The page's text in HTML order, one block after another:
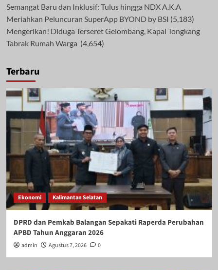
Semangat Baru dan Inklusif: Tulus hingga NDX A.K.A
Meriahkan Peluncuran SuperApp BYOND by BSI (5,183)
Mengerikan! Diduga Terseret Gelombang, Kapal Tongkang
Tabrak Rumah Warga (4,654)
Terbaru
Ekonomi Kalimantan Selatan
DPRD dan Pemkab Balangan Sepakati Raperda Perubahan
APBD Tahun Anggaran 2026
admin Agustus 7, 2026 0